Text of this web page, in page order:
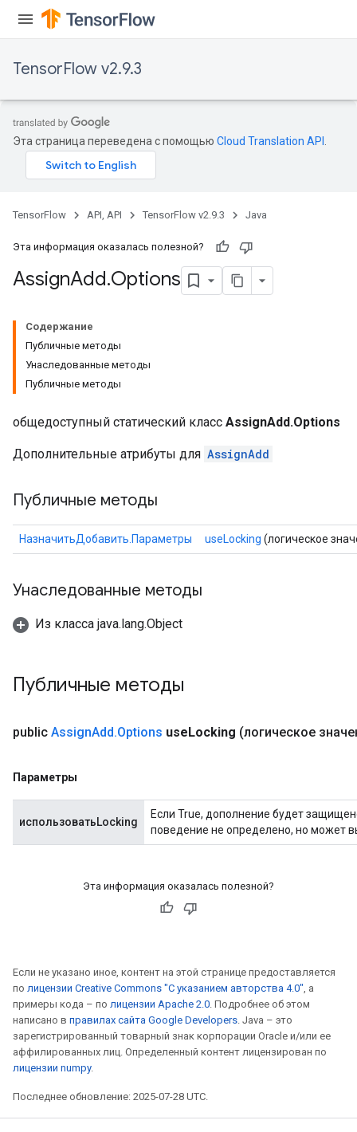
TensorFlow v2.9.3
Эта страница переведена с помощью Cloud Translation API
TensorFlow API, API TensorFlow v2.9.3 Java
Эта информация оказалась полезной?
AssignAdd.Options
Содержание
Публичные методы
Унаследованные методы
Публичные методы
общедоступный статический класс AssignAdd.Options
Дополнительные атрибуты для AssignAdd
Публичные методы
НазначитьДобавить.Параметры useLocking (логическое
Унаследованные методы
Из класса java.lang.Object
Публичные методы
public AssignAdd.Options useLocking (логическое
Параметры
использоватьLocking
Если True, дополнение будет
поведение не определено, но может
Эта информация оказалась полезной?
Если не указано иное, контент на этой странице предоставляется
по лицензии Creative Commons "С указанием авторства 4.0", а
примеры кода – по лицензии Apache 2.0. Подробнее об этом
написано в правилах сайта Google Developers. Java – это
зарегистрированный товарный знак корпорации Oracle и/или ее
аффилированных лиц. Определенный контент лицензирован по
лицензии numpy.
Последнее обновление: 2025-07-28 UTC.